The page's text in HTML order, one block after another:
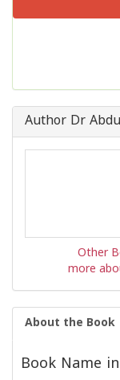
Author Dr
Other
more
About the Book
Book Name